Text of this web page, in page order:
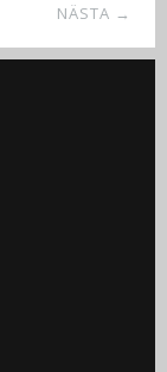
NÄSTA →